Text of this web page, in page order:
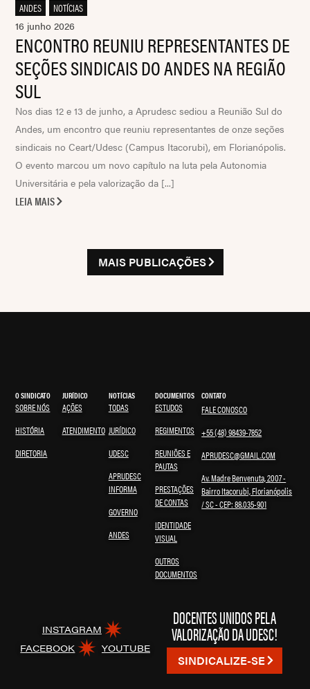
ANDES
NOTÍCIAS
16 junho 2026
ENCONTRO REUNIU REPRESENTANTES DE
SEÇÕES SINDICAIS DO ANDES NA REGIÃO
SUL
Nos dias 12 e 13 de junho, a Aprudesc sediou a Reunião Sul do
Andes, um encontro que reuniu representantes de onze seções
sindicais no Ceart/Udesc (Campus Itacorubi), em Florianópolis.
O evento marcou um novo capítulo na luta pela Autonomia
Universitária e pela valorização da [...]
LEIA MAIS
MAIS PUBLICAÇÕES
O SINDICATO
SOBRE NÓS
HISTÓRIA
DIRETORIA
JURÍDICO
AÇÕES
ATENDIMENTO
NOTÍCIAS
TODAS
JURÍDICO
UDESC
APRUDESC
INFORMA
GOVERNO
ANDES
DOCUMENTOS
ESTUDOS
REGIMENTOS
REUNIÕES E
PAUTAS
PRESTAÇÕES
DE CONTAS
IDENTIDADE
VISUAL
OUTROS
DOCUMENTOS
CONTATO
FALE CONOSCO
+55 (48) 98439-7852
APRUDESC@GMAIL.COM
Av. Madre Benvenuta, 2007 -
Bairro Itacorubi, Florianópolis
/ SC - CEP: 88.035-901
DOCENTES UNIDOS PELA
VALORIZAÇÃO DA UDESC!
SINDICALIZE-SE
INSTAGRAM
FACEBOOK
YOUTUBE